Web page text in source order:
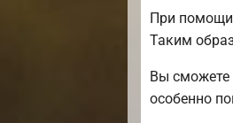
При помощи
Таким
Вы сможете
особенно